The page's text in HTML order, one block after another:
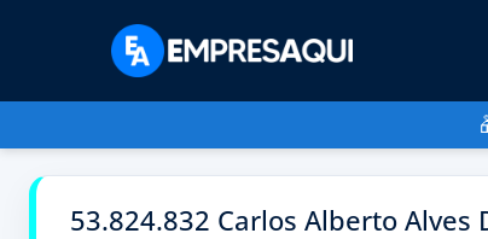
53.824.832 Carlos Alberto Alves